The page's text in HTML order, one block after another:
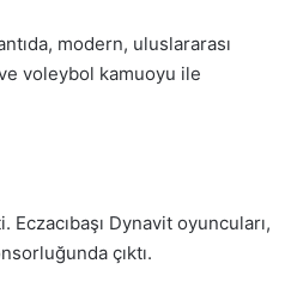
modern, uluslararası
voleybol kamuoyu ile
Eczacıbaşı Dynavit oyuncuları,
çıktı.